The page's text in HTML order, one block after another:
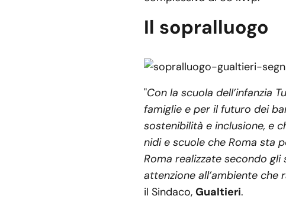
Il sopralluogo
"Con la scuola dell’infanzia
famiglie e per il futuro dei
sostenibilità e inclusione, e
nidi e scuole che Roma sta
Roma realizzate secondo gli
attenzione all’ambiente
il Sindaco, Gualtieri.